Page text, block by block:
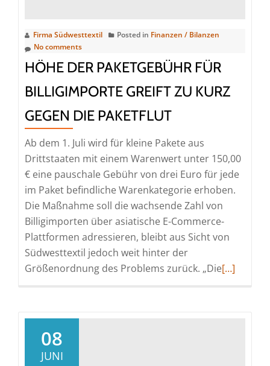
Firma Südwesttextil Posted in Finanzen / Bilanzen
No comments
HÖHE DER PAKETGEBÜHR FÜR
BILLIGIMPORTE GREIFT ZU KURZ
GEGEN DIE PAKETFLUT
Ab dem 1. Juli wird für kleine Pakete aus
Drittstaaten mit einem Warenwert unter 150,00
€ eine pauschale Gebühr von drei Euro für jede
im Paket befindliche Warenkategorie erhoben.
Die Maßnahme soll die wachsende Zahl von
Billigimporten über asiatische E-Commerce-
Plattformen adressieren, bleibt aus Sicht von
Südwesttextil jedoch weit hinter der
Größenordnung des Problems zurück. „DieRead
[…]
08
JUNI